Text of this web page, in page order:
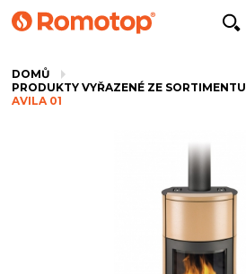
DOMŮ
PRODUKTY VYŘAZENÉ ZE SORTIMENTU
AVILA 01